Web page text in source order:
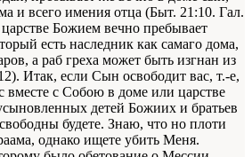
и всего имения отца (Быт. 21:10. Гал.
Божием вечно пребывает
есть наследник как самаго дома,
а раб греха может быть изгнан из
Итак, если Сын освободит вас, т.-е,
вместе с Собою в доме или царстве
детей Божиих и братьев
будете. Знаю, что но плоти
однако ищете убить Меня.